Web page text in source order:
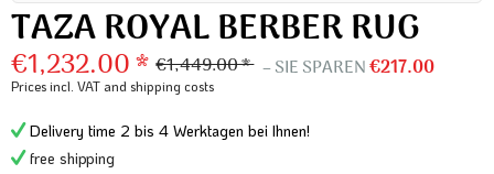
TAZA ROYAL BERBER RUG
€1,232.00 * €1,449.00 * – SIE SPAREN€217.00
Prices incl. VAT and shipping costs
Delivery time 2 bis 4 Werktagen bei Ihnen!
free shipping